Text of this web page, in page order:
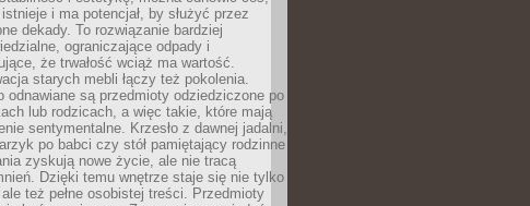
i ma potencjał, by służyć przez
dekady. To rozwiązanie bardziej
ograniczające odpady i
że trwałość wciąż ma wartość.
starych mebli łączy też pokolenia.
odnawiane są przedmioty odziedziczone po
lub rodzicach, a więc takie, które mają
sentymentalne. Krzesło z dawnej jadalni,
po babci czy stół pamiętający rodzinne
zyskują nowe życie, ale nie tracą
Dzięki temu wnętrze staje się nie tylko
ale też pełne osobistej treści. Przedmioty